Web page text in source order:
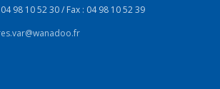
98 10 52 30 / Fax : 04 98 10 52 39